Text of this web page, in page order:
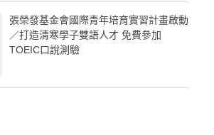
張榮發基金會國際青年培育實習計畫啟動
／打造清寒學子雙語人才 免費參加
TOEIC口說測驗